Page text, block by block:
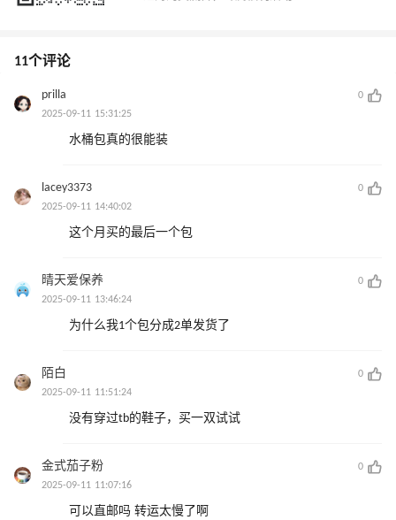
11个评论
prilla
0
2025-09-11 15:31:25
水桶包真的很能装
lacey3373
0
2025-09-11 14:40:02
这个月买的最后一个包
晴天爱保养
0
2025-09-11 13:46:24
为什么我1个包分成2单发货了
陌白
0
2025-09-11 11:51:24
没有穿过tb的鞋子，买一双试试
金式茄子粉
0
2025-09-11 11:07:16
可以直邮吗 转运太慢了啊